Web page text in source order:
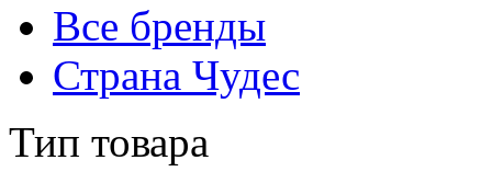
Все бренды
Страна Чудес
Тип товара